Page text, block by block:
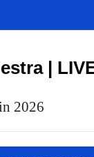
|
2026